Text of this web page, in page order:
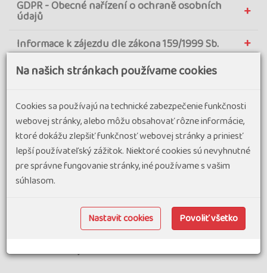
GDPR - Obecné nařízení o ochraně osobních
údajů
Informace k zájezdu dle zákona 159/1999 Sb.
Pojištění léčebných výloh (cestovní pojištění,
dále jen CP) a pojištění storna
Autokarová doprava a zasedací pořádek
Letecká doprava
Ceny zájezdů
Cestujete rádi a sami?
Na našich stránkach používame cookies
Cookies sa používajú na technické zabezpečenie funkčnosti
webovej stránky, alebo môžu obsahovať rôzne informácie,
ktoré dokážu zlepšiť funkčnosť webovej stránky a priniesť
lepší používateľský zážitok. Niektoré cookies sú nevyhnutné
pre správne fungovanie stránky, iné používame s vašim
súhlasom.
Nastavit cookies Povoliť všetko